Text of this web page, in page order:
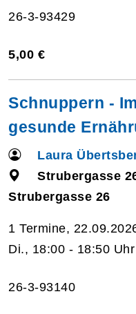
26-3-93429
5,00 €
Schnuppern -
gesunde
Laura
Strubergasse
Strubergasse 26
1 Termine,
Di., 18:00 - 18:50 Uhr
26-3-93140